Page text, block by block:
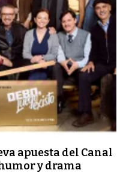
apuesta del Canal
y drama